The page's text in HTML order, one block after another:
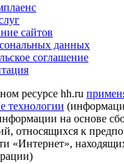
сайтов
данных
соглашение
ресурсе hh.ru
технологии
на основе
относящихся к
«Интернет»,